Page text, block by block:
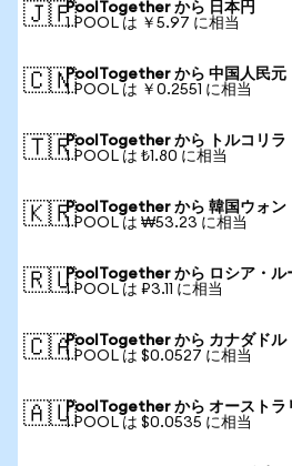
🇯🇵PoolTogether から 日本円
1 POOL は ￥5.97 に相当
🇨🇳PoolTogether から 中国人民元
1 POOL は ￥0.2551 に相当
🇹🇷PoolTogether から トルコリラ
1 POOL は ₺1.80 に相当
🇰🇷PoolTogether から 韓国ウォン
1 POOL は ₩53.23 に相当
🇷🇺PoolTogether から ロシア・ル
1 POOL は ₽3.11 に相当
🇨🇦PoolTogether から カナダドル
1 POOL は $0.0527 に相当
🇦🇺PoolTogether から オーストラ
1 POOL は $0.0535 に相当